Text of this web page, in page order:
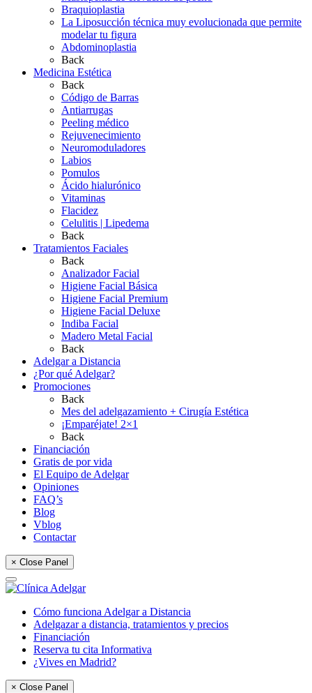
Braquioplastia
La Liposucción técnica muy evolucionada que permite
modelar tu figura
Abdominoplastia
Back
Medicina Estética
Back
Código de Barras
Antiarrugas
Peeling médico
Rejuvenecimiento
Neuromoduladores
Labios
Pomulos
Ácido hialurónico
Vitaminas
Flacidez
Celulitis | Lipedema
Back
Tratamientos Faciales
Back
Analizador Facial
Higiene Facial Básica
Higiene Facial Premium
Higiene Facial Deluxe
Indiba Facial
Madero Metal Facial
Back
Adelgar a Distancia
¿Por qué Adelgar?
Promociones
Back
Mes del adelgazamiento + Cirugía Estética
¡Emparéjate! 2×1
Back
Financiación
Gratis de por vida
El Equipo de Adelgar
Opiniones
FAQ’s
Blog
Vblog
Contactar
× Close Panel
Cómo funciona Adelgar a Distancia
Adelgazar a distancia, tratamientos y precios
Financiación
Reserva tu cita Informativa
¿Vives en Madrid?
× Close Panel